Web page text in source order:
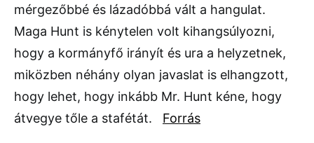
mérgezőbbé és lázadóbbá vált a hangulat.
Maga Hunt is kénytelen volt kihangsúlyozni,
hogy a kormányfő irányít és ura a helyzetnek,
miközben néhány olyan javaslat is elhangzott,
hogy lehet, hogy inkább Mr. Hunt kéne, hogy
átvegye tőle a stafétát. Forrás